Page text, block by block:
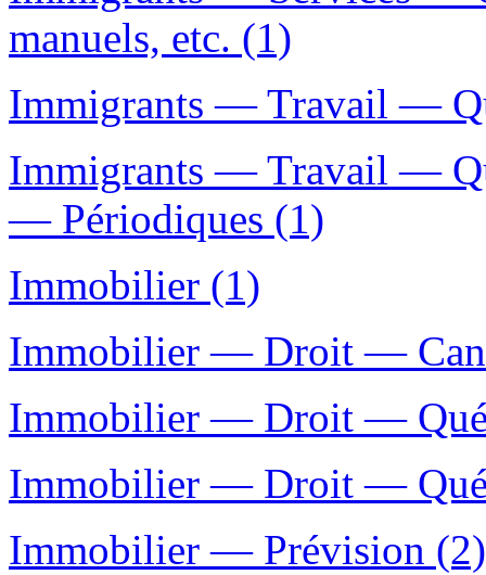
manuels, etc. (1)
Immigrants — Travail —
Immigrants — Travail —
— Périodiques (1)
Immobilier (1)
Immobilier — Droit —
Immobilier — Droit —
Immobilier — Droit —
Immobilier — Prévision (2)